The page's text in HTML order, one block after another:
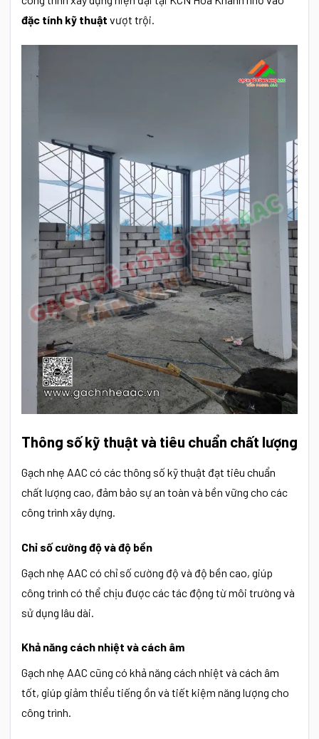
đặc tính kỹ thuật vượt trội.
Thông số kỹ thuật và tiêu chuẩn chất lượng
Gạch nhẹ AAC có các thông số kỹ thuật đạt tiêu chuẩn
chất lượng cao, đảm bảo sự an toàn và bền vững cho các
công trình xây dựng.
Chỉ số cường độ và độ bền
Gạch nhẹ AAC có chỉ số cường độ và độ bền cao, giúp
công trình có thể chịu được các tác động từ môi trường và
sử dụng lâu dài.
Khả năng cách nhiệt và cách âm
Gạch nhẹ AAC cũng có khả năng cách nhiệt và cách âm
tốt, giúp giảm thiểu tiếng ồn và tiết kiệm năng lượng cho
công trình.